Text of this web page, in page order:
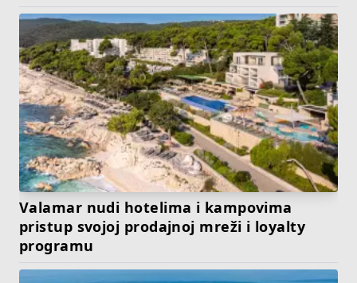
Valamar nudi hotelima i kampovima
pristup svojoj prodajnoj mreži i loyalty
programu